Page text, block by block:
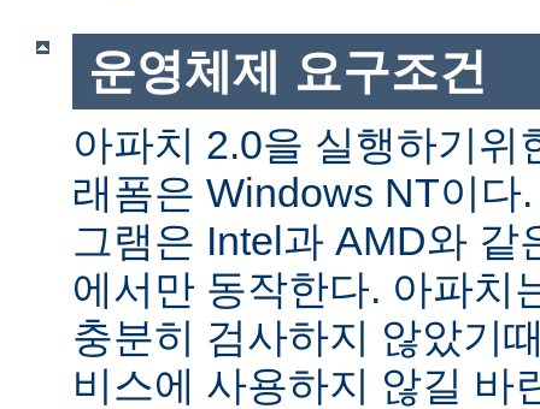
운영체제 요구조건
아파치 2.0을 실행하기위
래폼은 Windows NT이다
그램은 Intel과 AMD와 같
에서만 동작한다. 아파치
충분히 검사하지 않았기
비스에 사용하지 않길 바